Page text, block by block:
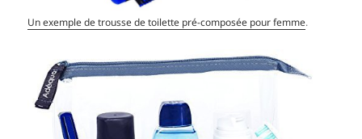
Un exemple de trousse de toilette pré-composée pour femme.